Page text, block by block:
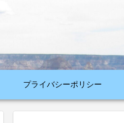
プライバシーポリシー